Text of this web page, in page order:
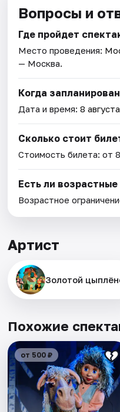
Вопросы и
Где пройдет
Место проведения:
— Москва.
Когда
Дата и время:8
Сколько стоит
Стоимость билета: от
Есть ли
Возрастное
Артист
Золотой
Похожие
от 500 ₽